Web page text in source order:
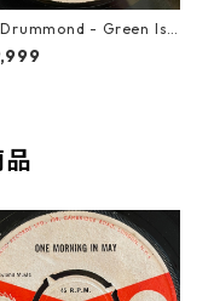
- Green Isl
7-22018】